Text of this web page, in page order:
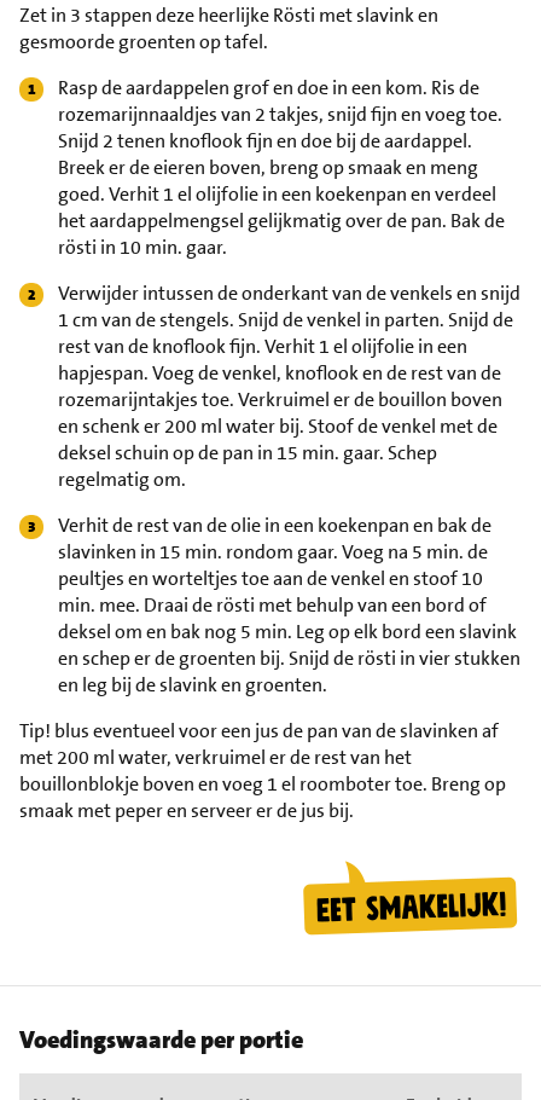
Zet in 3 stappen deze heerlijke Rösti met slavink en
gesmoorde groenten op tafel.
Rasp de aardappelen grof en doe in een kom. Ris de
rozemarijnnaaldjes van 2 takjes, snijd fijn en voeg toe.
Snijd 2 tenen knoflook fijn en doe bij de aardappel.
Breek er de eieren boven, breng op smaak en meng
goed. Verhit 1 el olijfolie in een koekenpan en verdeel
het aardappelmengsel gelijkmatig over de pan. Bak de
rösti in 10 min. gaar.
Verwijder intussen de onderkant van de venkels en snijd
1 cm van de stengels. Snijd de venkel in parten. Snijd de
rest van de knoflook fijn. Verhit 1 el olijfolie in een
hapjespan. Voeg de venkel, knoflook en de rest van de
rozemarijntakjes toe. Verkruimel er de bouillon boven
en schenk er 200 ml water bij. Stoof de venkel met de
deksel schuin op de pan in 15 min. gaar. Schep
regelmatig om.
Verhit de rest van de olie in een koekenpan en bak de
slavinken in 15 min. rondom gaar. Voeg na 5 min. de
peultjes en worteltjes toe aan de venkel en stoof 10
min. mee. Draai de rösti met behulp van een bord of
deksel om en bak nog 5 min. Leg op elk bord een slavink
en schep er de groenten bij. Snijd de rösti in vier stukken
en leg bij de slavink en groenten.
Tip! blus eventueel voor een jus de pan van de slavinken af
met 200 ml water, verkruimel er de rest van het
bouillonblokje boven en voeg 1 el roomboter toe. Breng op
smaak met peper en serveer er de jus bij.
Voedingswaarde per portie